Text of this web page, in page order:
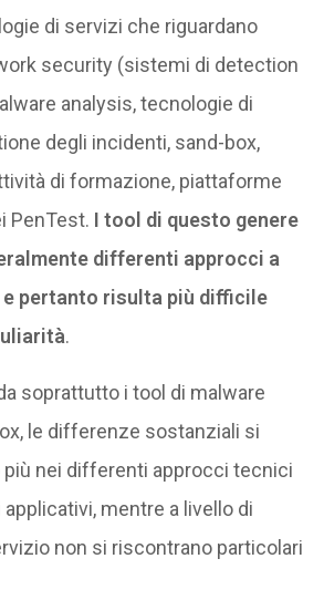
di servizi che riguardano
security (sistemi di detection
analysis, tecnologie di
degli incidenti, sand-box,
di formazione, piattaforme
PenTest. I tool di questo genere
differenti approcci a
pertanto risulta più difficile
.
soprattutto i tool di malware
le differenze sostanziali si
nei differenti approcci tecnici
mentre a livello di
non si riscontrano particolari